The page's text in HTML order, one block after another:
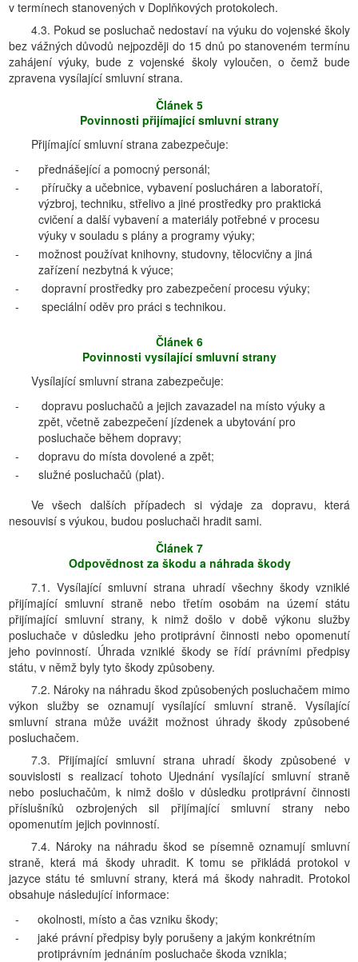
v termínech stanovených v Doplňkových protokolech.
4.3. Pokud se posluchač nedostaví na výuku do vojenské školy
bez vážných důvodů nejpozději do 15 dnů po stanoveném termínu
zahájení výuky, bude z vojenské školy vyloučen, o čemž bude
zpravena vysílající smluvní strana.
Článek 5
Povinnosti přijímající smluvní strany
Přijímající smluvní strana zabezpečuje:
-
přednášející a pomocný personál;
-
příručky a učebnice, vybavení poslucháren a laboratoří,
výzbroj, techniku, střelivo a jiné prostředky pro praktická
cvičení a další vybavení a materiály potřebné v procesu
výuky v souladu s plány a programy výuky;
-
možnost používat knihovny, studovny, tělocvičny a jiná
zařízení nezbytná k výuce;
-
dopravní prostředky pro zabezpečení procesu výuky;
-
speciální oděv pro práci s technikou.
Článek 6
Povinnosti vysílající smluvní strany
Vysílající smluvní strana zabezpečuje:
-
dopravu posluchačů a jejich zavazadel na místo výuky a
zpět, včetně zabezpečení jízdenek a ubytování pro
posluchače během dopravy;
-
dopravu do místa dovolené a zpět;
-
služné posluchačů (plat).
Ve všech dalších případech si výdaje za dopravu, která
nesouvisí s výukou, budou posluchači hradit sami.
Článek 7
Odpovědnost za škodu a náhrada škody
7.1. Vysílající smluvní strana uhradí všechny škody vzniklé
přijímající smluvní straně nebo třetím osobám na území státu
přijímající smluvní strany, k nimž došlo v době výkonu služby
posluchače v důsledku jeho protiprávní činnosti nebo opomenutí
jeho povinností. Úhrada vzniklé škody se řídí právními předpisy
státu, v němž byly tyto škody způsobeny.
7.2. Nároky na náhradu škod způsobených posluchačem mimo
výkon služby se oznamují vysílající smluvní straně. Vysílající
smluvní strana může uvážit možnost úhrady škody způsobené
posluchačem.
7.3. Přijímající smluvní strana uhradí škody způsobené v
souvislosti s realizací tohoto Ujednání vysílající smluvní straně
nebo posluchačům, k nimž došlo v důsledku protiprávní činnosti
příslušníků ozbrojených sil přijímající smluvní strany nebo
opomenutím jejich povinností.
7.4. Nároky na náhradu škod se písemně oznamují smluvní
straně, která má škody uhradit. K tomu se přikládá protokol v
jazyce státu té smluvní strany, která má škody nahradit. Protokol
obsahuje následující informace:
-
okolnosti, místo a čas vzniku škody;
-
jaké právní předpisy byly porušeny a jakým konkrétním
protiprávním jednáním posluchače škoda vznikla;